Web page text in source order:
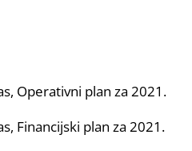
Operativni plan za 2021.
Financijski plan za 2021.